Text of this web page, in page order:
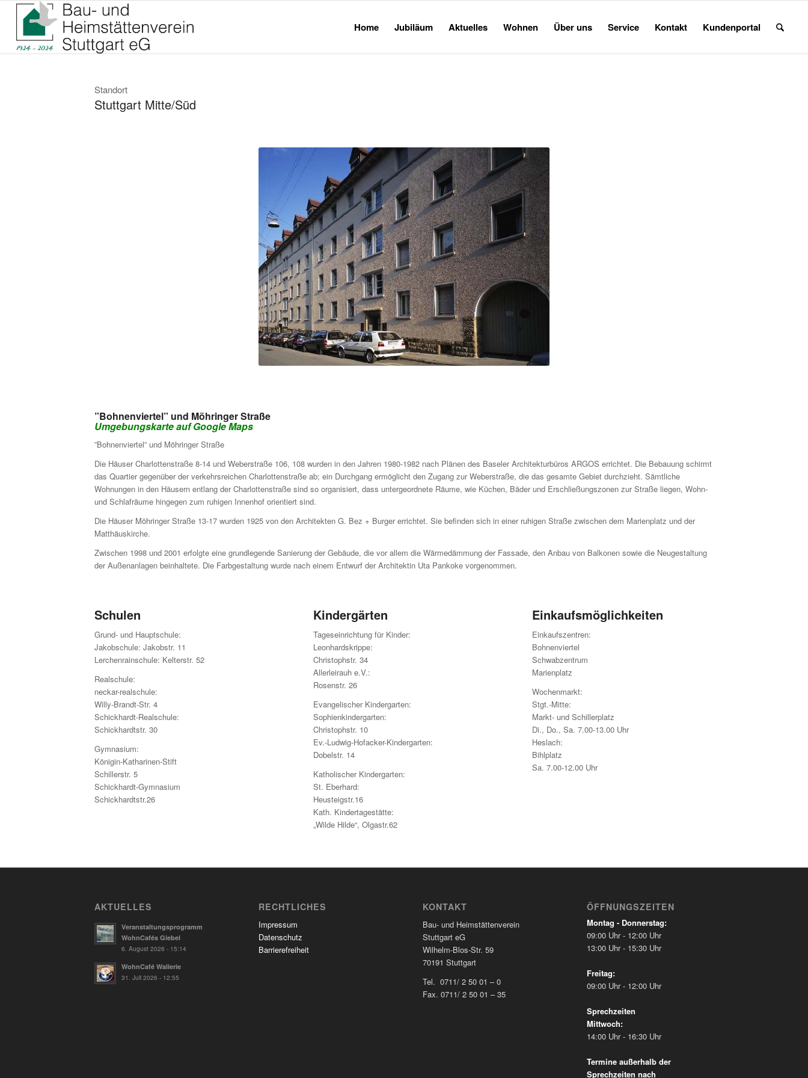
Home Jubiläum Aktuelles Wohnen Über uns Service Kontakt Kundenportal
Standort
Stuttgart Mitte/Süd
”Bohnenviertel” und Möhringer Straße
Umgebungskarte auf Google Maps
”Bohnenviertel” und Möhringer Straße
Die Häuser Charlottenstraße 8-14 und Weberstraße 106, 108 wurden in den Jahren 1980-1982 nach Plänen des Baseler Archi­tekturbüros ARGOS errichtet. Die Bebauung schirmt
das Quartier gegenüber der verkehrsreichen Charlottenstraße ab; ein Durchgang ermöglicht den Zu­gang zur Weberstraße, die das gesamte Gebiet durchzieht. Sämt­­­liche
Wohnungen in den Häusern entlang der Charlotten­straße sind so organisiert, dass untergeordnete Räume, wie Küchen, Bäder und Erschlie­ßungs­zonen zur Straße liegen, Wohn-
und Schlafräume hingegen zum ruhigen Innenhof orientiert sind.
Die Häuser Möhringer Straße 13-17 wurden 1925 von den Architekten G. Bez + Burger er­richtet. Sie befinden sich in einer ruhigen Straße zwischen dem Marienplatz und der
Matthäus­kirche.
Zwischen 1998 und 2001 erfolgte eine grundlegende Sanierung der Gebäude, die vor allem die Wärmedämmung der Fassade, den Anbau von Bal­konen sowie die Neugestaltung
der Außen­anlagen beinhaltete. Die Farbge­staltung wurde nach einem Entwurf der Architektin Uta Pankoke vorgenommen.
Schulen
Grund- und Hauptschule:
Jakobschule: Jakobstr. 11
Lerchenrainschule: Kelterstr. 52
Realschule:
neckar-realschule:
Willy-Brandt-Str. 4
Schickhardt-Realschule:
Schickhardtstr. 30
Gymnasium:
Königin-Katharinen-Stift
Schillerstr. 5
Schickhardt-Gymnasium
Schickhardtstr.26
Kindergärten
Tageseinrichtung für Kinder:
Leonhardskrippe:
Christophstr. 34
Allerleirauh e.V.:
Rosenstr. 26
Evangelischer Kindergarten:
Sophienkindergarten:
Christophstr. 10
Ev.-Ludwig-Hofacker-Kindergarten:
Dobelstr. 14
Katholischer Kindergarten:
St. Eberhard:
Heusteigstr.16
Kath. Kindertagestätte:
„Wilde Hilde“, Olgastr.62
Einkaufsmöglichkeiten
Einkaufszentren:
Bohnenviertel
Schwabzentrum
Marienplatz
Wochenmarkt:
Stgt.-Mitte:
Markt- und Schillerplatz
Di., Do., Sa. 7.00-13.00 Uhr
Heslach:
Bihlplatz
Sa. 7.00-12.00 Uhr
AKTUELLES
Veranstaltungsprogramm
WohnCafés Giebel
6. August 2026 - 15:14
WohnCafé Wallerie
31. Juli 2026 - 12:55
RECHTLICHES
Impressum
Datenschutz
Barrierefreiheit
KONTAKT
Bau- und Heimstättenverein
Stuttgart eG
Wilhelm-Blos-Str. 59
70191 Stuttgart
Tel. 0711/ 2 50 01 – 0
Fax. 0711/ 2 50 01 – 35
ÖFFNUNGSZEITEN
Montag - Donnerstag:
09:00 Uhr - 12:00 Uhr
13:00 Uhr - 15:30 Uhr
Freitag:
09:00 Uhr - 12:00 Uhr
Sprechzeiten
Mittwoch:
14:00 Uhr - 16:30 Uhr
Termine außerhalb der
Sprechzeiten nach